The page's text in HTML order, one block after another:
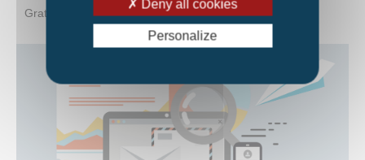
Gratuit
Deny all cookies
Personalize